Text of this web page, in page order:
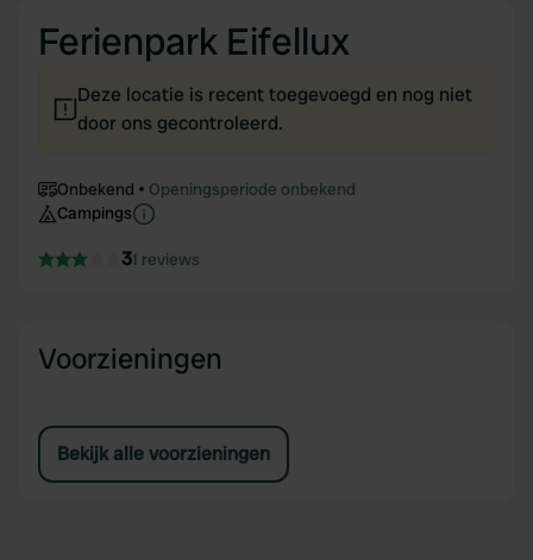
Ferienpark Eifellux
Deze locatie is recent toegevoegd en nog niet
door ons gecontroleerd.
Onbekend
Openingsperiode onbekend
Campings
31 reviews
Voorzieningen
Bekijk alle voorzieningen